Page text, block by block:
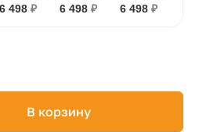
6 498 ₽ 6 498 ₽ 6 498 ₽
В корзину